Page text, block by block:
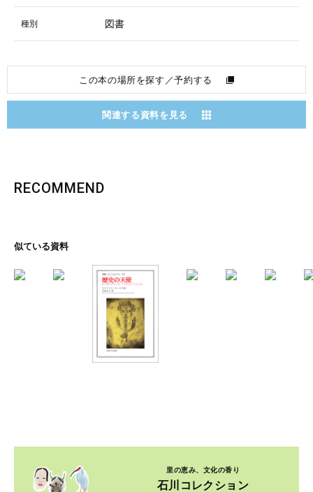
種別 図書
この本の場所を探す／予約する
関連する資料を見る
RECOMMEND
似ている資料
里の恵み、文化の香り
石川コレクション